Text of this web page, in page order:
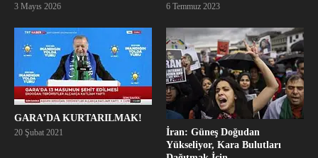
3 Mayıs 2026 6 Temmuz 2023
GARA’DA KURTARILMAK!
20 Şubat 2021
İran: Güneş Doğudan
Yükseliyor, Kara Bulutları